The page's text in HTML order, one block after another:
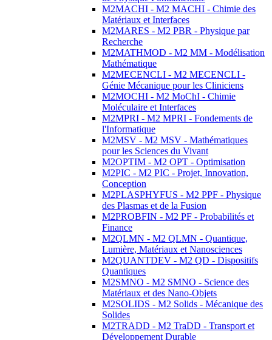
M2MACHI - M2 MACHI - Chimie des
Matériaux et Interfaces
M2MARES - M2 PBR - Physique par
Recherche
M2MATHMOD - M2 MM - Modélisation
Mathématique
M2MECENCLI - M2 MECENCLI -
Génie Mécanique pour les Cliniciens
M2MOCHI - M2 MoChI - Chimie
Moléculaire et Interfaces
M2MPRI - M2 MPRI - Fondements de
l'Informatique
M2MSV - M2 MSV - Mathématiques
pour les Sciences du Vivant
M2OPTIM - M2 OPT - Optimisation
M2PIC - M2 PIC - Projet, Innovation,
Conception
M2PLASPHYFUS - M2 PPF - Physique
des Plasmas et de la Fusion
M2PROBFIN - M2 PF - Probabilités et
Finance
M2QLMN - M2 QLMN - Quantique,
Lumière, Matériaux et Nanosciences
M2QUANTDEV - M2 QD - Dispositifs
Quantiques
M2SMNO - M2 SMNO - Science des
Matériaux et des Nano-Objets
M2SOLIDS - M2 Solids - Mécanique des
Solides
M2TRADD - M2 TraDD - Transport et
Développement Durable